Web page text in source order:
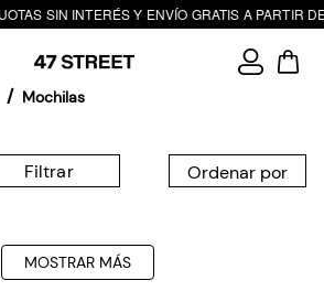
SIN INTERÉS Y ENVÍO GRATIS A PARTIR
Mochilas
Filtrar
MOSTRAR MÁS